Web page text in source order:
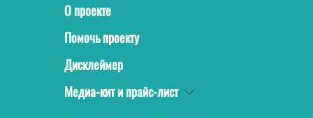
О проекте
Помочь проекту
Дисклеймер
Медиа-кит и прайс-лист